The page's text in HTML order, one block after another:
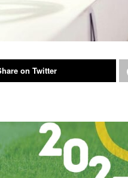
on Twitter